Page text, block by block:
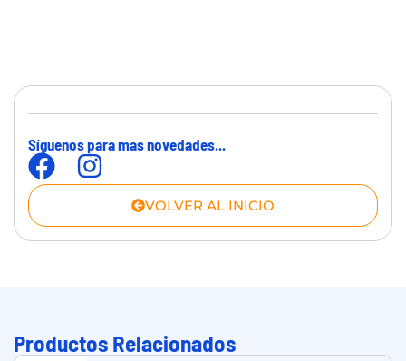
Síguenos para mas novedades...
VOLVER AL INICIO
Productos Relacionados